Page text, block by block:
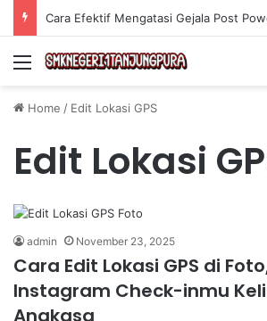
Menu
Home / Edit Lokasi GPS
Edit Lokasi
admin November 23, 2025
Cara Edit Lokasi GPS di
Instagram Check-inmu
Angkasa